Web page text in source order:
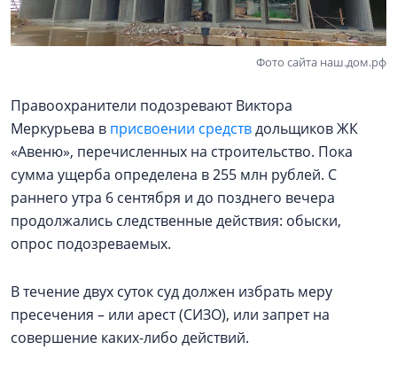
Фото сайта наш.дом.рф
Правоохранители подозревают Виктора
Меркурьева в присвоении средствдольщиков ЖК
«Авеню», перечисленных на строительство. Пока
сумма ущерба определена в 255 млн рублей. С
раннего утра 6 сентября и до позднего вечера
продолжались следственные действия: обыски,
опрос подозреваемых.
В течение двух суток суд должен избрать меру
пресечения – или арест (СИЗО), или запрет на
совершение каких-либо действий.